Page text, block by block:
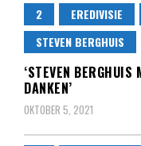
2 EREDIVISIE
STEVEN BERGHUIS
‘STEVEN BERGHUIS
DANKEN’
OKTOBER 5, 2021